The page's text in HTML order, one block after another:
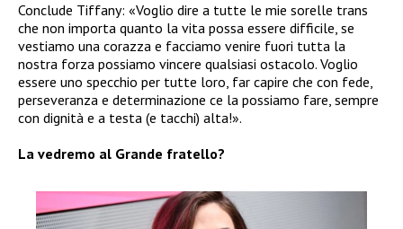
Conclude Tiffany: «Voglio dire a tutte le mie sorelle trans
che non importa quanto la vita possa essere difficile, se
vestiamo una corazza e facciamo venire fuori tutta la
nostra forza possiamo vincere qualsiasi ostacolo. Voglio
essere uno specchio per tutte loro, far capire che con fede,
perseveranza e determinazione ce la possiamo fare, sempre
con dignità e a testa (e tacchi) alta!».
La vedremo al Grande fratello?